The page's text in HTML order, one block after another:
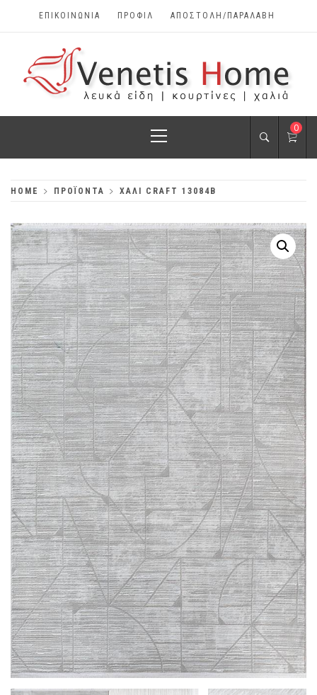
ΕΠΙΚΟΙΝΩΝΊΑ ΠΡΟΦΊΛ ΑΠΟΣΤΟΛΗ/ΠΑΡΑΛΑΒΗ
VENETIS HOME
ΧΑΛΙΆ, ΛΕΥΚΆ
Menu
0
HOME ΠΡΟΪΌΝΤΑ ΧΑΛΙ CRAFT 13084B